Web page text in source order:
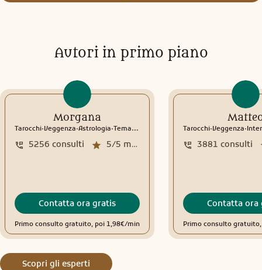
Autori in primo piano
Morgana
Tarocchi.Veggenza.Astrologia.Tema natale Interpretazione sogni
5/5 media recensioni
5256 consulti
Contatta ora gratis
Primo consulto gratuito, poi 1,98€/min
Tarocchi.Veggenza.
3881 consulti
Contatta ora
Primo consulto
Scopri gli esperti